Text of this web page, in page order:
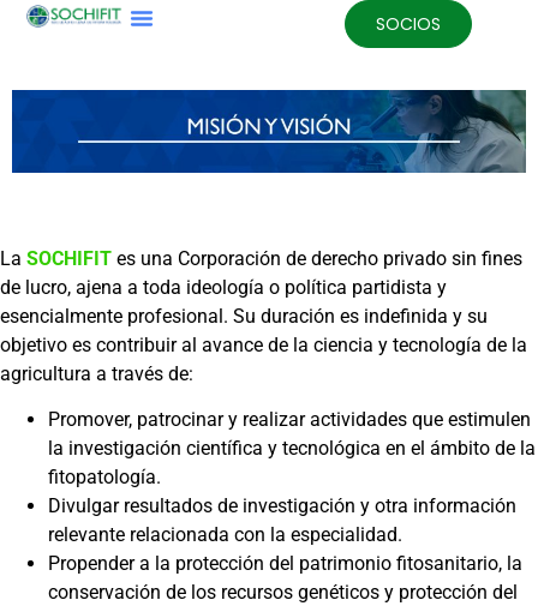
SOCIOS
La SOCHIFIT es una Corporación de derecho privado sin fines
de lucro, ajena a toda ideología o política partidista y
esencialmente profesional. Su duración es indefinida y su
objetivo es contribuir al avance de la ciencia y tecnología de la
agricultura a través de:
Promover, patrocinar y realizar actividades que estimulen
la investigación científica y tecnológica en el ámbito de la
fitopatología.
Divulgar resultados de investigación y otra información
relevante relacionada con la especialidad.
Propender a la protección del patrimonio fitosanitario, la
conservación de los recursos genéticos y protección del